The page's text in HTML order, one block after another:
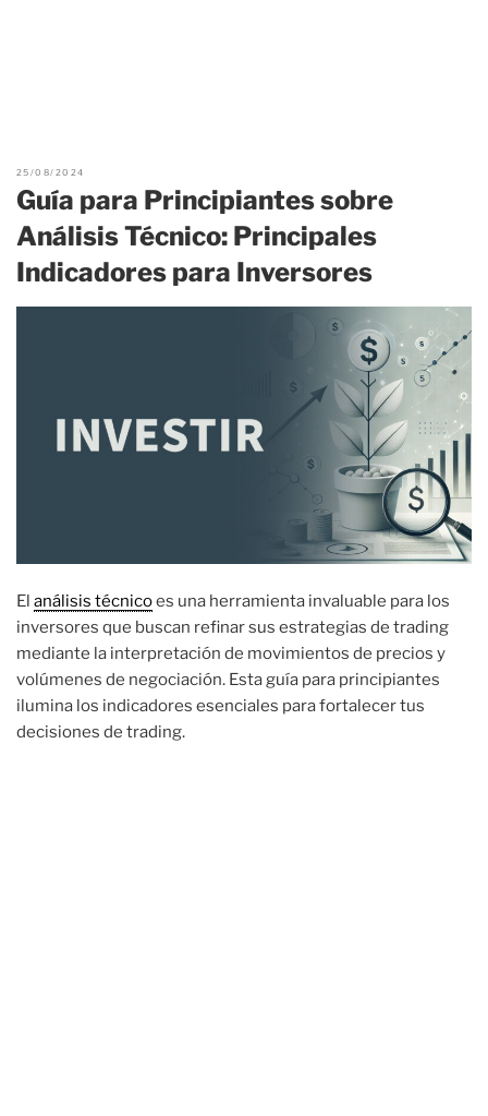
25/08/2024
Guía para Principiantes sobre
Análisis Técnico: Principales
Indicadores para Inversores
El análisis técnicoes una herramienta invaluable para los
inversores que buscan refinar sus estrategias de trading
mediante la interpretación de movimientos de precios y
volúmenes de negociación. Esta guía para principiantes
ilumina los indicadores esenciales para fortalecer tus
decisiones de trading.